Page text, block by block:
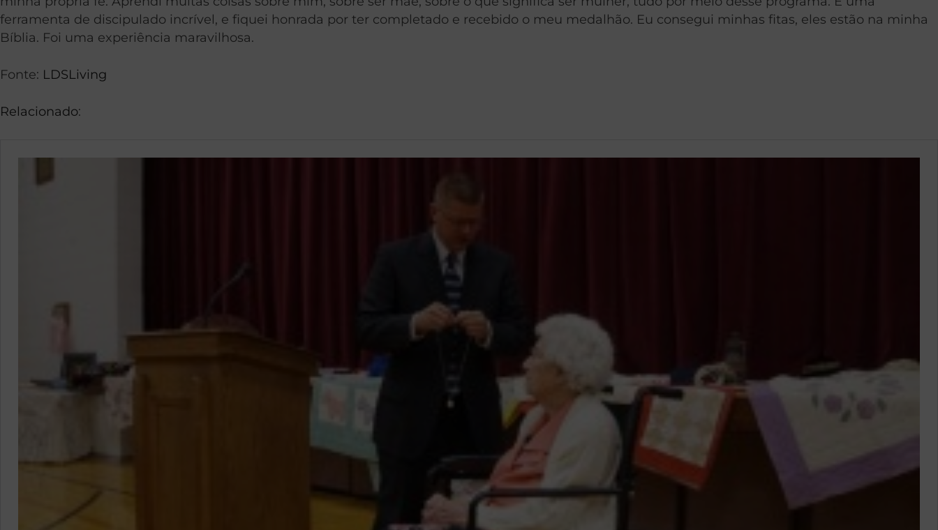
ferramenta de discipulado incrível, e fiquei honrada por ter completado e recebido o meu medalhão. Eu consegui minhas fitas, eles estão na minha
Bíblia. Foi uma experiência maravilhosa.
Fonte: LDSLiving
Relacionado: